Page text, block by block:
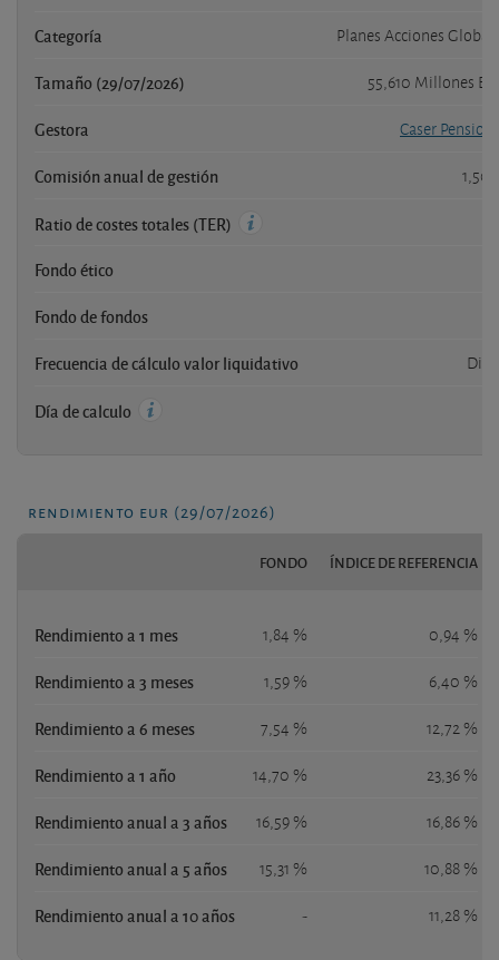
Categoría Planes Acciones
Tamaño (29/07/2026) 55,610 Millones
Gestora Caser
Comisión anual de gestión 1,50
Ratio de costes totales (TER)
Fondo ético
Fondo de fondos
Frecuencia de cálculo valor liquidativo
Día de calculo
rendimiento eur (29/07/2026)
FONDO ÍNDICE DE REFERENCIA
Rendimiento a 1 mes 1,84 % 0,94 %
Rendimiento a 3 meses 1,59 % 6,40 %
Rendimiento a 6 meses 7,54 % 12,72 %
Rendimiento a 1 año 14,70 % 23,36 %
Rendimiento anual a 3 años 16,59 % 16,86 %
Rendimiento anual a 5 años 15,31 % 10,88 %
Rendimiento anual a 10 años - 11,28 %